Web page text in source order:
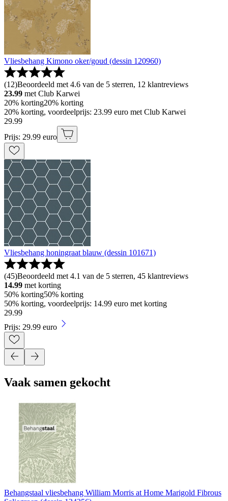
Vliesbehang Kimono oker/goud (dessin 120960)
(12)Beoordeeld met 4.6 van de 5 sterren, 12 klantreviews
23.99 met Club Karwei
20% korting20% korting
20% korting, voordeelprijs: 23.99 euro met Club Karwei
29.99
Prijs: 29.99 euro
Vliesbehang honingraat blauw (dessin 101671)
(45)Beoordeeld met 4.1 van de 5 sterren, 45 klantreviews
14.99 met korting
50% korting50% korting
50% korting, voordeelprijs: 14.99 euro met korting
29.99
Prijs: 29.99 euro
Vaak samen gekocht
Behangstaal vliesbehang William Morris at Home Marigold Fibrous